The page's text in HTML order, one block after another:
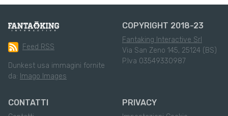
Feed RSS
Dunkest usa immagini fornite
da: Imago Images
COPYRIGHT 2018-23
Fantaking Interactive Srl
Via San Zeno 145, 25124 (BS)
P.Iva 03549330987
CONTATTI PRIVACY